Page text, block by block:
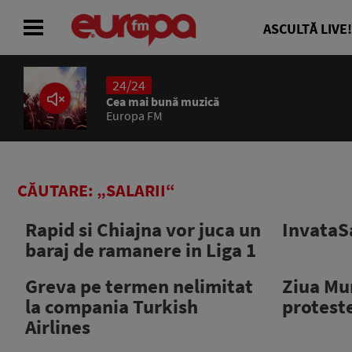
ASCULTĂ LIVE!
24/24
Cea mai bună muzică
Europa FM
CĂUTARE: „SALARII“
Rapid si Chiajna vor juca un
baraj de ramanere in Liga 1
Greva pe termen nelimitat
la compania Turkish
Airlines
Ziua
ACASĂ
ȘTIRI
PODCAST
ASCULTĂ LIVE